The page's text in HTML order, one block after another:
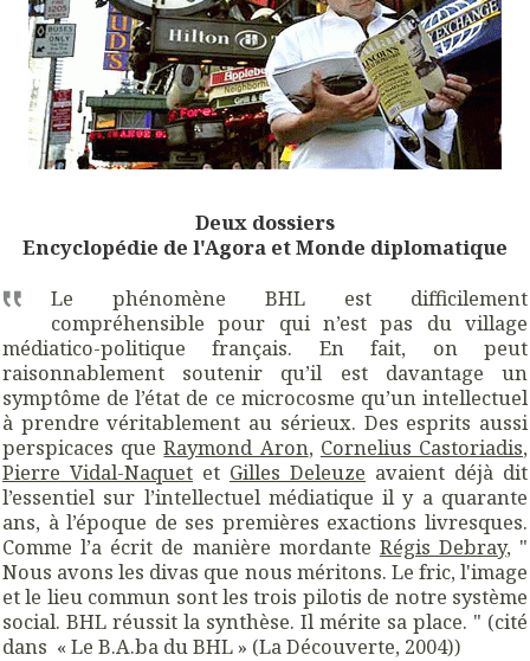
Deux dossiers
Encyclopédie de l'Agora et Monde diplomatique
Le phénomène BHL est difficilement
compréhensible pour qui n’est pas du village
médiatico-politique français. En fait, on peut
raisonnablement soutenir qu’il est davantage un
symptôme de l’état de ce microcosme qu’un intellectuel
à prendre véritablement au sérieux. Des esprits aussi
perspicaces queRaymond Aron, Cornelius Castoriadis,
Pierre Vidal-Naquet et Gilles Deleuze avaient déjà dit
l’essentiel sur l’intellectuel médiatique il y a quarante
ans, à l’époque de ses premières exactions livresques.
Comme l’a écrit de manière mordante Régis Debray, "
Nous avons les divas que nous méritons. Le fric, l'image
et le lieu commun sont les trois pilotis de notre système
social. BHL réussit la synthèse. Il mérite sa place. " (cité
dans « Le B.A.ba du BHL » (La Découverte, 2004))